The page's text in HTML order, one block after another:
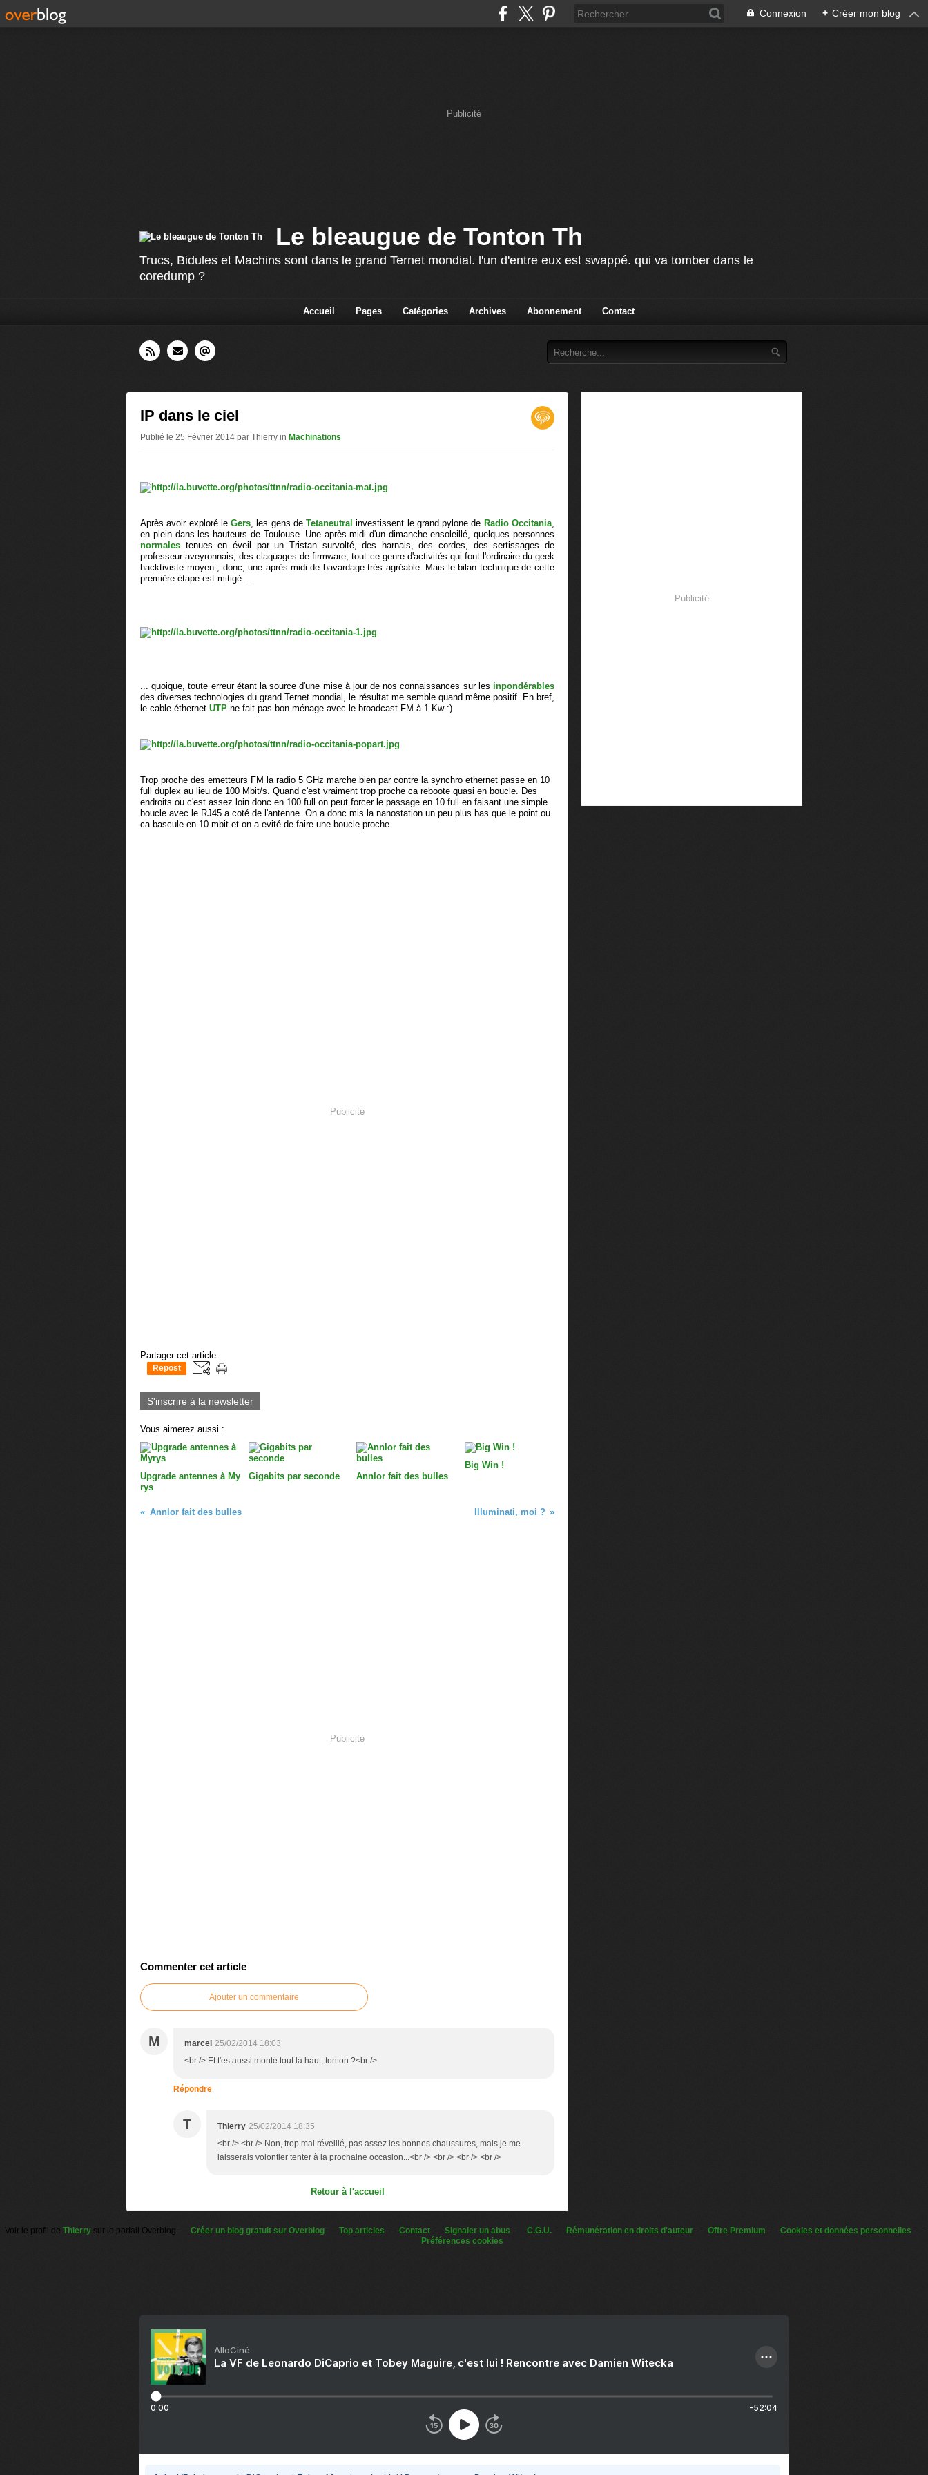
Connexion + Créer mon blog
Publicité
Le bleaugue de Tonton Th
Trucs, Bidules et Machins sont dans le grand Ternet mondial. l'un d'entre eux est swappé. qui va tomber dans le
coredump ?
Accueil Pages Catégories Archives Abonnement Contact
IP dans le ciel
Publié le 25 Février 2014 par Thierry in Machinations
Après avoir exploré leGers, les gens deTetaneutral investissent le grand pylone de Radio Occitania,
en plein dans les hauteurs de Toulouse. Une après-midi d'un dimanche ensoleillé, quelques personnes
normales tenues en éveil par un Tristan survolté, des harnais, des cordes, des sertissages de
professeur aveyronnais, des claquages de firmware, tout ce genre d'activités qui font l'ordinaire du geek
hacktiviste moyen ; donc, une après-midi de bavardage très agréable. Mais le bilan technique de cette
première étape est mitigé...
... quoique, toute erreur étant la source d'une mise à jour de nos connaissances sur les inpondérables
des diverses technologies du grand Ternet mondial, le résultat me semble quand même positif. En bref,
le cable éthernet UTP ne fait pas bon ménage avec le broadcast FM à 1 Kw :)
Trop proche des emetteurs FM la radio 5 GHz marche bien par contre la synchro ethernet passe en 10
full duplex au lieu de 100 Mbit/s. Quand c'est vraiment trop proche ca reboote quasi en boucle. Des
endroits ou c'est assez loin donc en 100 full on peut forcer le passage en 10 full en faisant une simple
boucle avec le RJ45 a coté de l'antenne. On a donc mis la nanostation un peu plus bas que le point ou
ca bascule en 10 mbit et on a evité de faire une boucle proche.
Publicité
Partager cet article
Repost
S'inscrire à la newsletter
Vous aimerez aussi :
Upgrade antennes à My
rys
Gigabits par seconde Annlor fait des bulles
Big Win !
Annlor fait des bulles Illuminati, moi ?
Publicité
Commenter cet article
Ajouter un commentaire
M marcel 25/02/2014 18:03
<br /> Et t'es aussi monté tout là haut, tonton ?<br />
Répondre
T Thierry 25/02/2014 18:35
<br /> <br /> Non, trop mal réveillé, pas assez les bonnes chaussures, mais je me
laisserais volontier tenter à la prochaine occasion...<br /> <br /> <br /> <br />
Retour à l'accueil
Publicité
Voir le profil de Thierrysur le portail Overblog Créer un blog gratuit sur Overblog Top articles Contact Signaler un abus C.G.U. Rémunération en droits d'auteur Offre Premium
Cookies et données personnelles
Préférences cookies
AlloCiné
La VF de Leonardo DiCaprio et Tobey Maguire, c'est lui ! Rencontre avec Damien Witecka
0:00 -52:04